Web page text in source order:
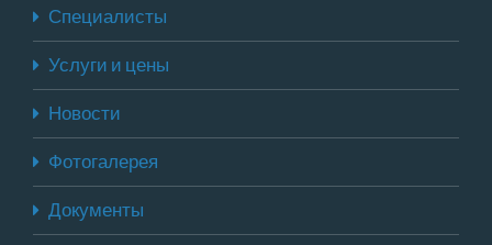
Специалисты
Услуги и цены
Новости
Фотогалерея
Документы